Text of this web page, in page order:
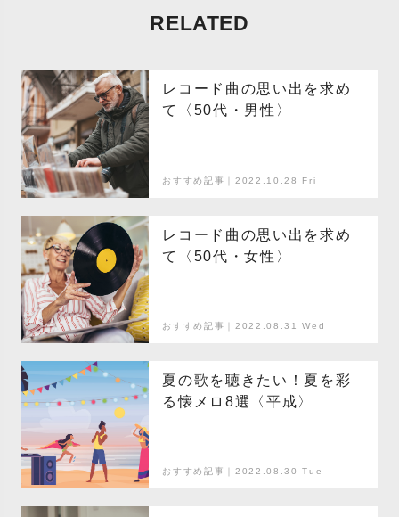
RELATED
レコード曲の思い出を求め
て〈50代・男性〉
おすすめ記事｜2022.10.28 Fri
レコード曲の思い出を求め
て〈50代・女性〉
おすすめ記事｜2022.08.31 Wed
夏の歌を聴きたい！夏を彩
る懐メロ8選〈平成〉
おすすめ記事｜2022.08.30 Tue